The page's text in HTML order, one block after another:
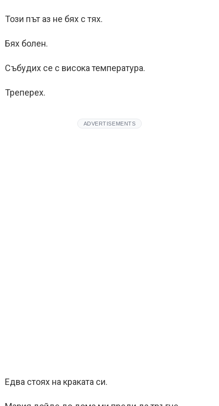
Този път аз не бях с тях.
Бях болен.
Събудих се с висока температура.
Треперех.
ADVERTISEMENTS
Едва стоях на краката си.